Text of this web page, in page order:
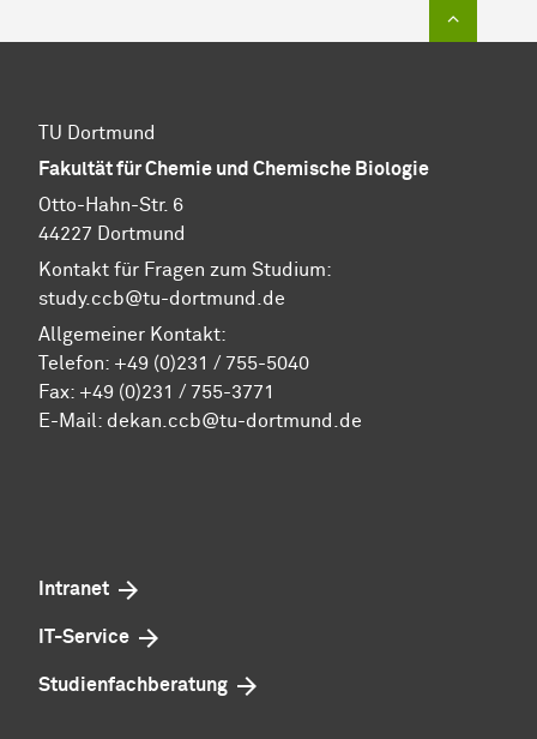
TU Dortmund
Fakultät für Chemie und Chemische Biologie
Otto-Hahn-Str. 6
44227 Dortmund
Kontakt für Fragen zum Studium:
study.ccb@tu-dortmund.de
Allgemeiner Kontakt:
Telefon: +49 (0)231 / 755-5040
Fax: +49 (0)231 / 755-3771
E-Mail: dekan.ccb@tu-dortmund.de
Intranet
IT-Service
Studienfachberatung